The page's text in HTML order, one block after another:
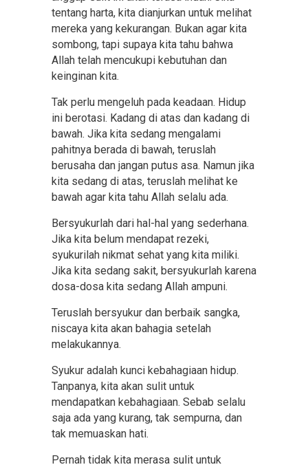
tentang harta, kita dianjurkan untuk melihat
mereka yang kekurangan. Bukan agar kita
sombong, tapi supaya kita tahu bahwa
Allah telah mencukupi kebutuhan dan
keinginan kita.
Tak perlu mengeluh pada keadaan. Hidup
ini berotasi. Kadang di atas dan kadang di
bawah. Jika kita sedang mengalami
pahitnya berada di bawah, teruslah
berusaha dan jangan putus asa. Namun jika
kita sedang di atas, teruslah melihat ke
bawah agar kita tahu Allah selalu ada.
Bersyukurlah dari hal-hal yang sederhana.
Jika kita belum mendapat rezeki,
syukurilah nikmat sehat yang kita miliki.
Jika kita sedang sakit, bersyukurlah karena
dosa-dosa kita sedang Allah ampuni.
Teruslah bersyukur dan berbaik sangka,
niscaya kita akan bahagia setelah
melakukannya.
Syukur adalah kunci kebahagiaan hidup.
Tanpanya, kita akan sulit untuk
mendapatkan kebahagiaan. Sebab selalu
saja ada yang kurang, tak sempurna, dan
tak memuaskan hati.
Pernah tidak kita merasa sulit untuk